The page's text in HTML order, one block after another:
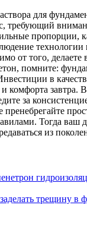
для
требующий
пропорции,
технологии
от того, делаете
помните:
в
и комфорта завтра.
за
Тогда ваш
из
трещину в